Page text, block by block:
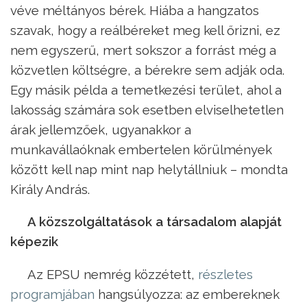
véve méltányos bérek. Hiába a hangzatos
szavak, hogy a reálbéreket meg kell őrizni, ez
nem egyszerű, mert sokszor a forrást még a
közvetlen költségre, a bérekre sem adják oda.
Egy másik példa a temetkezési terület, ahol a
lakosság számára sok esetben elviselhetetlen
árak jellemzőek, ugyanakkor a
munkavállaóknak embertelen körülmények
között kell nap mint nap helytállniuk – mondta
Király András.
A közszolgáltatások a társadalom alapját
képezik
Az EPSU nemrég közzétett, részletes
programjában hangsúlyozza: az embereknek